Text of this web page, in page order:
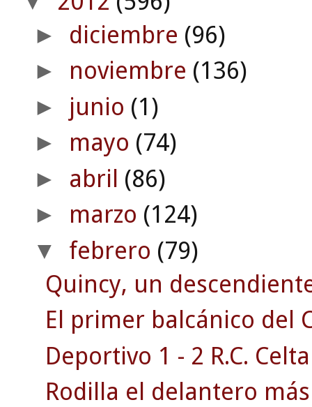
► diciembre (96)
► noviembre (136)
► junio (1)
► mayo (74)
► abril (86)
► marzo (124)
▼ febrero (79)
Quincy, un
El primer balcánico del
Deportivo 1 - 2 R.C. Celta
Rodilla el delantero